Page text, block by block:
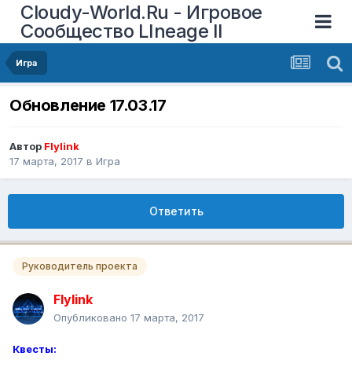
Cloudy-World.Ru - Игровое
Сообщество LIneage II
Игра
Обновление 17.03.17
Автор Flylink
17 марта, 2017 в Игра
Ответить
Руководитель проекта
Flylink
Опубликовано 17 марта, 2017
Квесты: